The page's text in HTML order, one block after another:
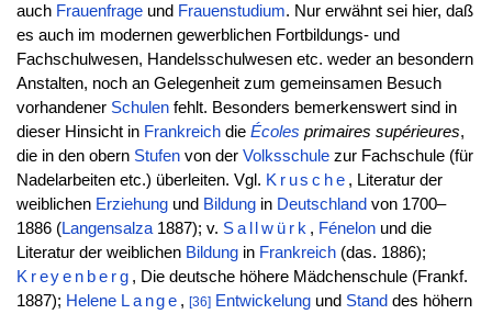
auch Frauenfrageund Frauenstudium. Nur erwähnt sei hier, daß
es auch im modernen gewerblichen Fortbildungs- und
Fachschulwesen, Handelsschulwesen etc. weder an besondern
Anstalten, noch an Gelegenheit zum gemeinsamen Besuch
vorhandener Schulenfehlt. Besonders bemerkenswert sind in
dieser Hinsicht in Frankreichdie Écoles primaires supérieures,
die in den obern Stufenvon der Volksschulezur Fachschule (für
Nadelarbeiten etc.) überleiten. Vgl. Krusche , Literatur der
weiblichen Erziehungund Bildungin Deutschland von 1700–
1886 (Langensalza1887); v. Sallwürk , Fénelon und die
Literatur der weiblichen Bildungin Frankreich(das. 1886);
Kreyenberg , Die deutsche höhere Mädchenschule (Frankf.
1887); Helene Lange ,[36] Entwickelung und Stand des höhern